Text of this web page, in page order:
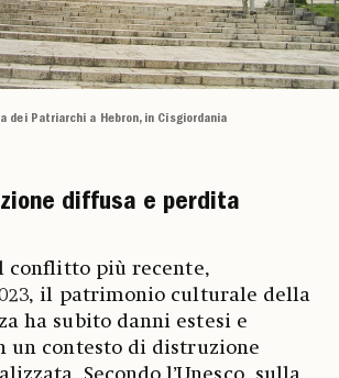
dei Patriarchi a Hebron, in Cisgiordania
diffusa e perdita
conflitto più recente,
il patrimonio culturale della
ha subito danni estesi e
un contesto di distruzione